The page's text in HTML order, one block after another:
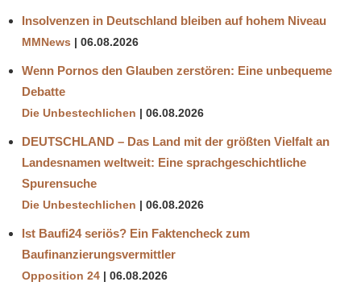
Insolvenzen in Deutschland bleiben auf hohem Niveau
MMNews 06.08.2026
Wenn Pornos den Glauben zerstören: Eine unbequeme
Debatte
Die Unbestechlichen 06.08.2026
DEUTSCHLAND – Das Land mit der größten Vielfalt an
Landesnamen weltweit: Eine sprachgeschichtliche
Spurensuche
Die Unbestechlichen 06.08.2026
Ist Baufi24 seriös? Ein Faktencheck zum
Baufinanzierungsvermittler
Opposition 24 06.08.2026